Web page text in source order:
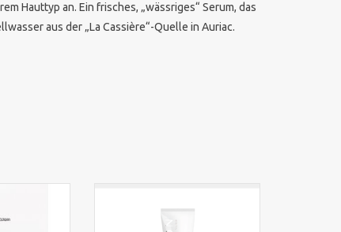
Hauttyp an. Ein frisches, „wässriges“ Serum, das
aus der „La Cassière“-Quelle in Auriac.
zur
against deep wrinkles 30m Serum,